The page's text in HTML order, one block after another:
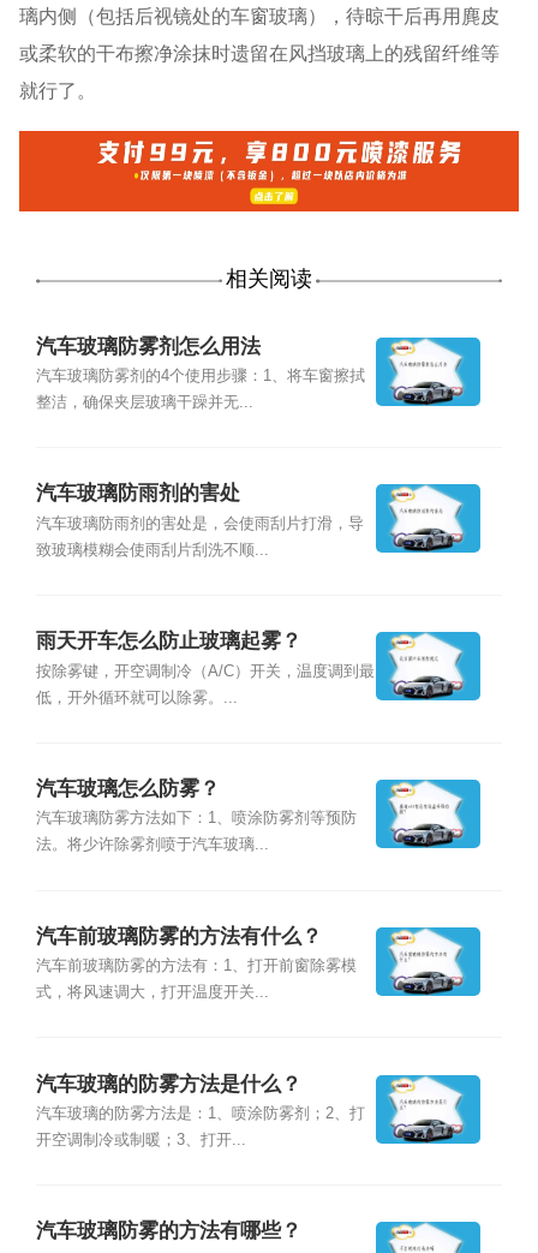
璃内侧（包括后视镜处的车窗玻璃），待晾干后再用麂皮
或柔软的干布擦净涂抹时遗留在风挡玻璃上的残留纤维等
就行了。
相关阅读
汽车玻璃防雾剂怎么用法
汽车玻璃防雾剂的4个使用步骤：1、将车窗擦拭
整洁，确保夹层玻璃干躁并无...
汽车玻璃防雨剂的害处
汽车玻璃防雨剂的害处是，会使雨刮片打滑，导
致玻璃模糊会使雨刮片刮洗不顺...
雨天开车怎么防止玻璃起雾？
按除雾键，开空调制冷（A/C）开关，温度调到最
低，开外循环就可以除雾。...
汽车玻璃怎么防雾？
汽车玻璃防雾方法如下：1、喷涂防雾剂等预防
法。将少许除雾剂喷于汽车玻璃...
汽车前玻璃防雾的方法有什么？
汽车前玻璃防雾的方法有：1、打开前窗除雾模
式，将风速调大，打开温度开关...
汽车玻璃的防雾方法是什么？
汽车玻璃的防雾方法是：1、喷涂防雾剂；2、打
开空调制冷或制暖；3、打开...
汽车玻璃防雾的方法有哪些？